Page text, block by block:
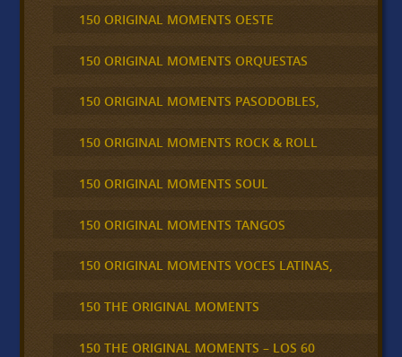
150 ORIGINAL MOMENTS OESTE
150 ORIGINAL MOMENTS ORQUESTAS
150 ORIGINAL MOMENTS PASODOBLES,
150 ORIGINAL MOMENTS ROCK & ROLL
150 ORIGINAL MOMENTS SOUL
150 ORIGINAL MOMENTS TANGOS
150 ORIGINAL MOMENTS VOCES LATINAS,
150 THE ORIGINAL MOMENTS
150 THE ORIGINAL MOMENTS – LOS 60